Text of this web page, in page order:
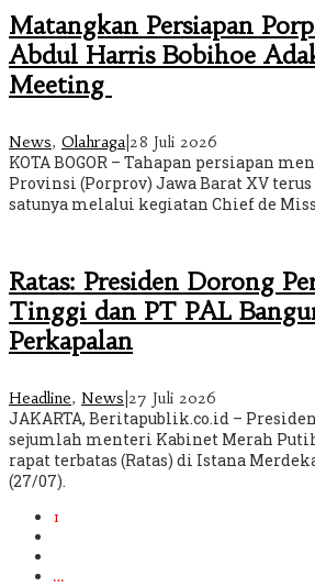
Matangkan Persiapan
Abdul Harris Bobihoe
Meeting
News, Olahraga|28 Juli 2026
KOTA BOGOR – Tahapan persiapan
Provinsi (Porprov) Jawa Barat XV
satunya melalui kegiatan Chief de
Ratas: Presiden Dorong
Tinggi dan PT PAL
Perkapalan
Headline, News 27 Juli 2026
JAKARTA, Beritapublik.co.id –
sejumlah menteri Kabinet Merah
rapat terbatas (Ratas) di Istana
(27/07).
1
…